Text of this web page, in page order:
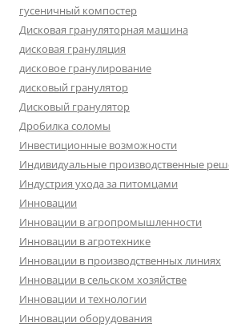
гусеничный компостер
Дисковая грануляторная машина
дисковая грануляция
дисковое гранулирование
дисковый гранулятор
Дисковый гранулятор
Дробилка соломы
Инвестиционные возможности
Индивидуальные производственные
Индустрия ухода за питомцами
Инновации
Инновации в агропромышленности
Инновации в агротехнике
Инновации в производственных линиях
Инновации в сельском хозяйстве
Инновации и технологии
Инновации оборудования